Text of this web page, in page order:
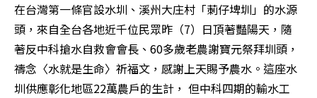
在台灣第一條官設水圳、溪州大庄村「莿仔埤圳」的水源
頭，來自全台各地近千位民眾昨（7）日頂著豔陽天，隨
著反中科搶水自救會會長、60多歲老農謝寶元祭拜圳頭，
禱念〈水就是生命〉祈福文，感謝上天賜予農水。這座水
圳供應彰化地區22萬農戶的生計， 但中科四期的輸水工